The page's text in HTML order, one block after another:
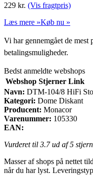
229 kr. (Vis fragtpris)
Læs mere »Køb nu »
Vi har gennemgået de
betalingsmuligheder.
Bedst anmeldte webshops
Webshop Stjerner Link
Navn: DTM-104/8 HiFi
Kategori: Dome Diskant
Producent: Monacor
Varenummer: 105330
EAN:
Vurderet til 3.7ud af 5
Masser af shops på nettet
når du har lyst.